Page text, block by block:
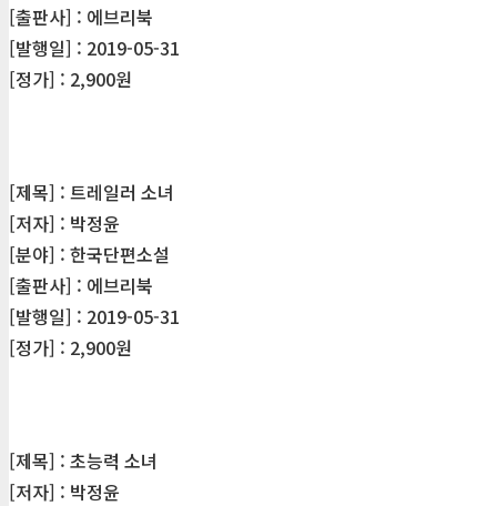
[출판사] : 에브리북
[발행일] : 2019-05-31
[정가] : 2,900원
[제목] : 트레일러 소녀
[저자] : 박정윤
[분야] : 한국단편소설
[출판사] : 에브리북
[발행일] : 2019-05-31
[정가] : 2,900원
[제목] : 초능력 소녀
[저자] : 박정윤